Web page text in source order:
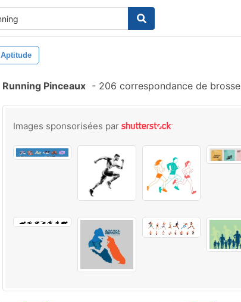
Aptitude
Running Pinceaux - 206 correspondance de brosse
Images sponsorisées par